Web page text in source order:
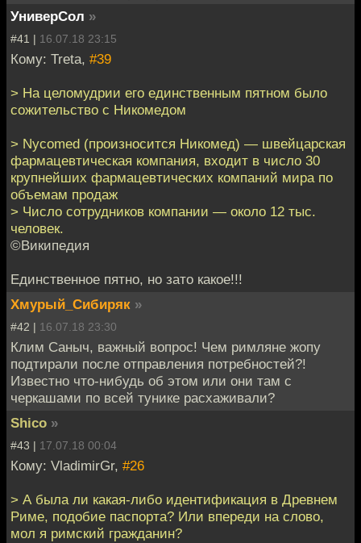
УниверСол »
#41 | 16.07.18 23:15
Кому: Treta, #39
> На цело­муд­рии его един­ст­вен­ным пят­ном было
сожи­тель­ство с Нико­медом
> Nycomed (произносится Никомед) — швейцарская
фармацевтическая компания, входит в число 30
крупнейших фармацевтических компаний мира по
объемам продаж
> Число сотрудников компании — около 12 тыс.
человек.
©Википедия
Единственное пятно, но зато какое!!!
Хмурый_Сибиряк »
#42 | 16.07.18 23:30
Клим Саныч, важный вопрос! Чем римляне жопу
подтирали после отправления потребностей?!
Известно что-нибудь об этом или они там с
черкашами по всей тунике расхаживали?
Shico »
#43 | 17.07.18 00:04
Кому: VladimirGr, #26
> А была ли какая-либо идентификация в Древнем
Риме, подобие паспорта? Или впереди на слово,
мол я римский гражданин?